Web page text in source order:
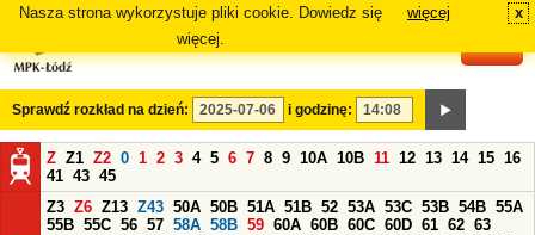
Nasza strona wykorzystuje pliki cookie. Dowiedz się
więcej.
więcej x
Sprawdź rozkład na dzień: i godzinę:
Z Z1 Z2 0 1 2 3 4 5 6 7 8 9 10A 10B 11 12 13 14 15 16
41 43 45
Z3 Z6 Z13 Z43 50A 50B 51A 51B 52 53A 53C 53B 54B 55A
55B 55C 56 57 58A 58B 59 60A 60B 60C 60D 61 62 63